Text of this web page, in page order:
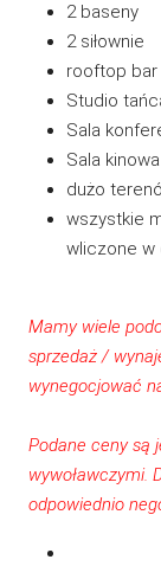
2 baseny
2 siłownie
rooftop bar
Studio
Sala
Sala kinowa
dużo
wszystkie
wliczone w
Mamy wiele
sprzedaż /
wynegocjować
Podane ceny są
wywoławczymi.
odpowiednio